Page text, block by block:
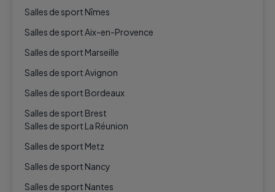
Salles de sport Nîmes
Salles de sport Aix-en-Provence
Salles de sport Marseille
Salles de sport Avignon
Salles de sport Bordeaux
Salles de sport Brest
Salles de sport La Réunion
Salles de sport Metz
Salles de sport Nancy
Salles de sport Nantes